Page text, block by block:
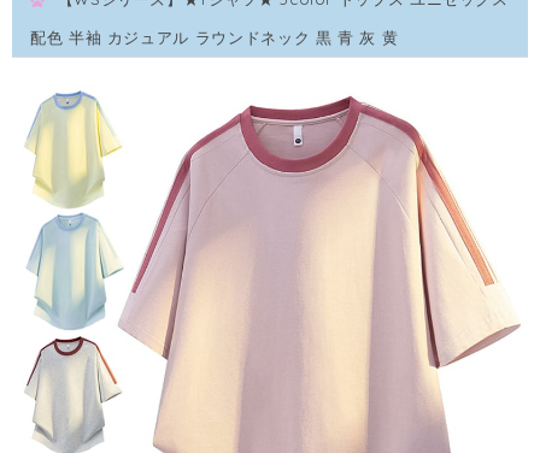
配色 半袖 カジュアル ラウンドネック 黒 青 灰 黄